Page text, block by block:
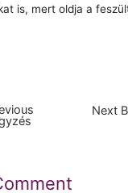
is, mert oldja a
Next